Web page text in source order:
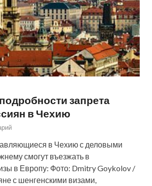
запрета
в Чехию
в Чехию с деловыми
смогут въезжать в
в Европу: Фото: Dmitry Goykolov /
с шенгенскими визами,